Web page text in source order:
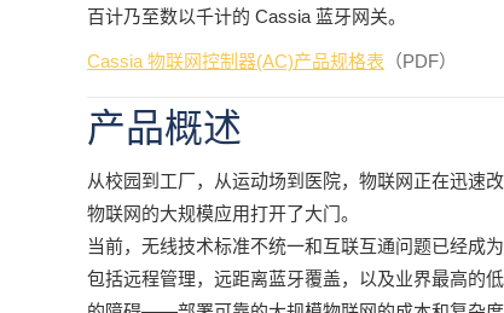
百计乃至数以千计的 Cassia 蓝牙网关。
Cassia 物联网控制器(AC)产品规格表 （PDF）
产品概述
从校园到工厂，从运动场到医院，物联网正在迅速
物联网的大规模应用打开了大门。
当前，无线技术标准不统一和互联互通问题已经成
包括远程管理，远距离蓝牙覆盖，以及业界最高的